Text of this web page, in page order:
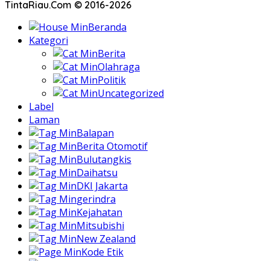
TintaRiau.Com © 2016-2026
Beranda
Kategori
Berita
Olahraga
Politik
Uncategorized
Label
Laman
Balapan
Berita Otomotif
Bulutangkis
Daihatsu
DKI Jakarta
gerindra
Kejahatan
Mitsubishi
New Zealand
Kode Etik